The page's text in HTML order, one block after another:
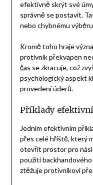
efektivně skrýt své
správně se postavit.
nebo chybnému
Kromě toho hraje
protivník překvapen
čas se zkracuje, což
psychologický aspekt
provedení úderů.
Příklady
Jedním efektivním
přes celé hřiště, který
otevřít prostor pro
použití
ztěžuje protivníkovi